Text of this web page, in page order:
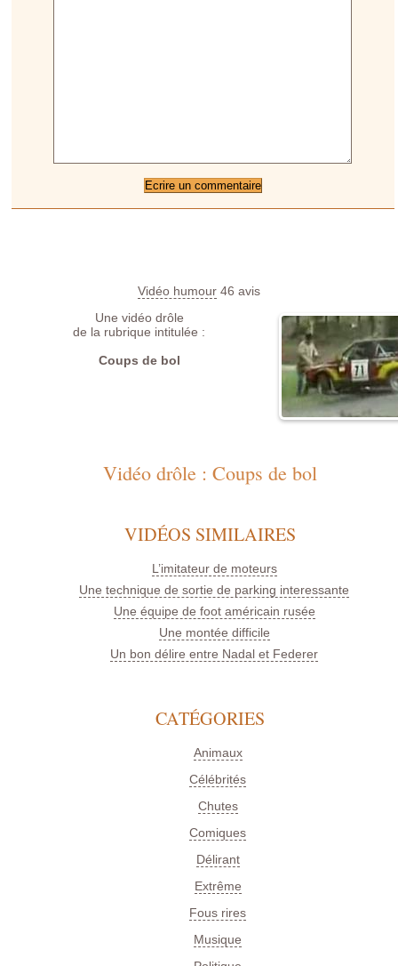
Vidéo humour 46 avis
Une vidéo drôle
de la rubrique intitulée :
Coups de bol
Vidéo drôle : Coups de bol
VIDÉOS SIMILAIRES
L’imitateur de moteurs
Une technique de sortie de parking interessante
Une équipe de foot américain rusée
Une montée difficile
Un bon délire entre Nadal et Federer
CATÉGORIES
Animaux
Célébrités
Chutes
Comiques
Délirant
Extrême
Fous rires
Musique